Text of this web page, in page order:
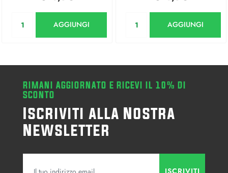
AGGIUNGI AGGIUNGI
RIMANI AGGIORNATO E RICEVI IL 10% DI
SCONTO
Iscriviti alla Nostra
Newsletter